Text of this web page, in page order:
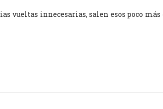
vueltas innecesarias, salen esos poco